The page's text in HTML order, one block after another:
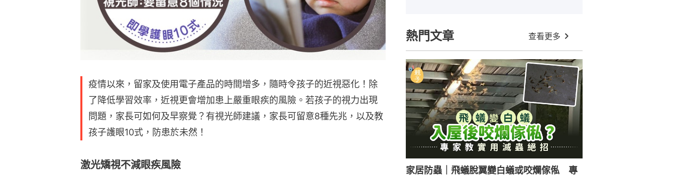
疫情以來，留家及使用電子產品的時間增多，隨時令孩子的近視惡化！除
了降低學習效率，近視更會增加患上嚴重眼疾的風險。若孩子的視力出現
問題，家長可如何及早察覺？有視光師建議，家長可留意8種先兆，以及教
孩子護眼10式，防患於未然！
激光矯視不減眼疾風險
熱門文章 查看更多
家居防蟲｜飛蟻脫翼變白蟻或咬爛傢俬 專